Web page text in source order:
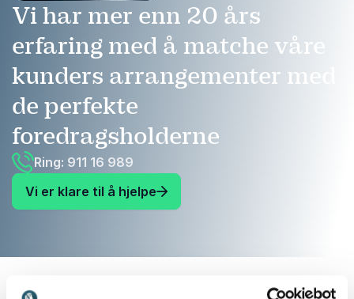
Vi har mer enn 20 års
erfaring med å matche våre
kunders arrangementer med
de perfekte
foredragsholderne
Ring: 911 16 989
Vi er klare til å hjelpe